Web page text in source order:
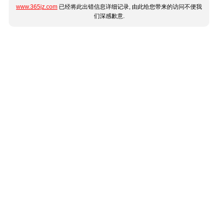
www.365jz.com 已经将此出错信息详细记录, 由此给您带来的访问不便我
们深感歉意.